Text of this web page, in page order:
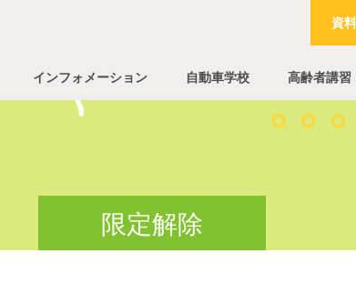
資
インフォメーション 自動車学校 高齢者講習
限定解除